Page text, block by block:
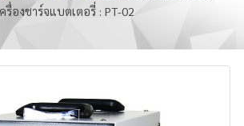
รื่องชาร์จแบตเตอรี่ : PT-02